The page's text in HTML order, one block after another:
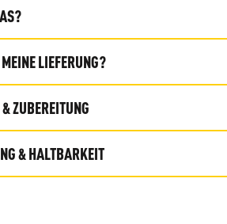
LIEFERUNG?
ZUBEREITUNG
& HALTBARKEIT